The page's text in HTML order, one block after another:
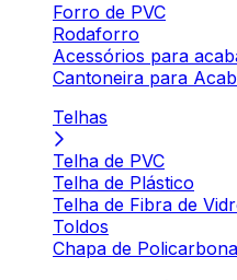
Forro de PVC
Rodaforro
Acessórios para
Cantoneira para
Telhas
Telha de PVC
Telha de Plástico
Telha de Fibra de
Toldos
Chapa de